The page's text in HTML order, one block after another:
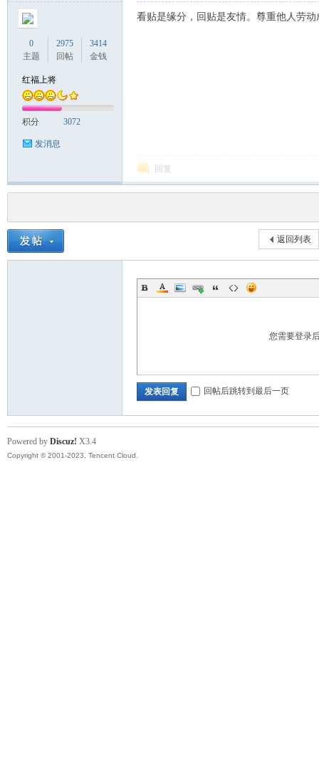
0
主题
2975
回帖
3414
金钱
红福上将
积分 3072
发消息
看贴是缘分，回贴是友情。尊重他人劳
回复
返回列表
您需要登录
发表回复 回帖后跳转到最后一页
Powered by Discuz! X3.4
Copyright © 2001-2023, Tencent Cloud.